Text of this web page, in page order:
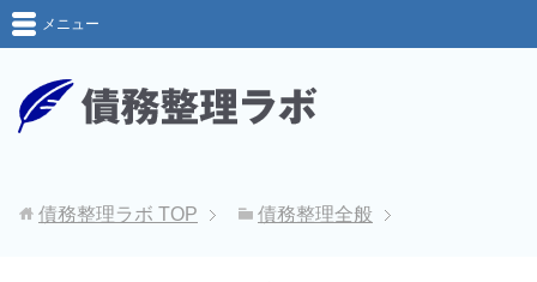
メニュー
債務整理ラボ TOP 債務整理全般